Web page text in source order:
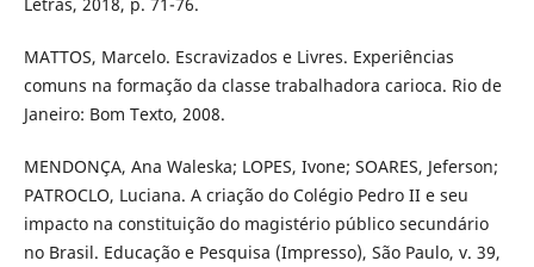
MATTOS, Marcelo. Escravizados e Livres. Experiências
comuns na formação da classe trabalhadora carioca. Rio de
Janeiro: Bom Texto, 2008.
MENDONÇA, Ana Waleska; LOPES, Ivone; SOARES, Jeferson;
PATROCLO, Luciana. A criação do Colégio Pedro II e seu
impacto na constituição do magistério público secundário
no Brasil. Educação e Pesquisa (Impresso), São Paulo, v. 39,